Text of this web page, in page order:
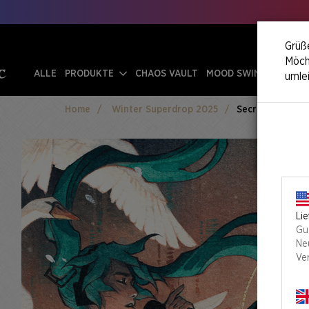
ALLE PRODUKTE CHAOS VAULT MOOD SWINGS
Home Winter Superdrop 2025 Secret Lair X